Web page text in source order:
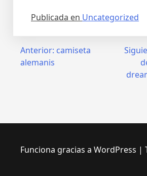
Publicada en Uncategorized
Navegación
Anterior: camiseta
alemanis
Funciona gracias a WordPress |